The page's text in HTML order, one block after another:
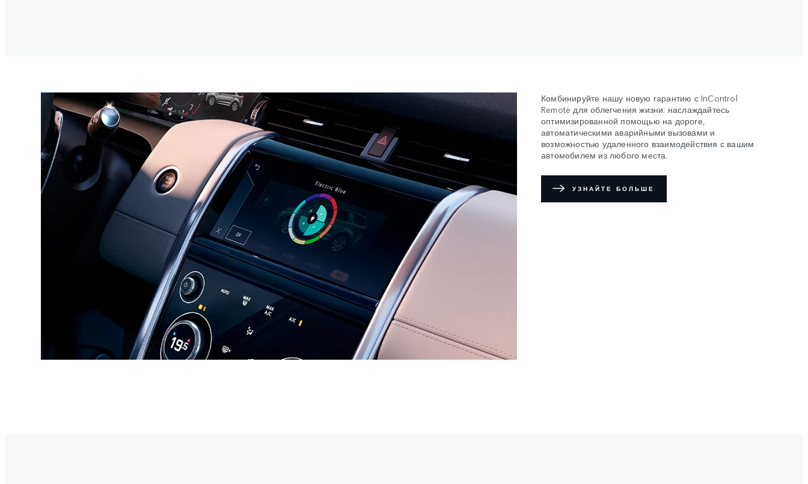
Комбинируйте нашу новую гарантию с InControl
Remote для облегчения жизни: наслаждайтесь
оптимизированной помощью на дороге,
автоматическими аварийными вызовами и
возможностью удаленного взаимодействия с вашим
автомобилем из любого места.
УЗНАЙТЕ БОЛЬШЕ